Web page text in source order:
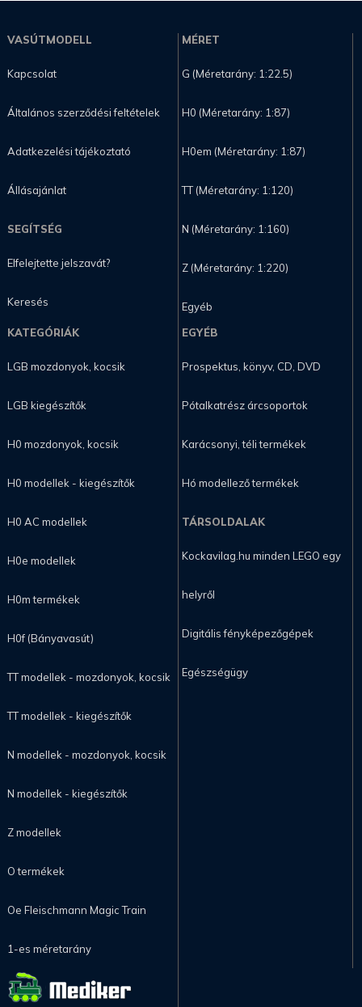
VASÚTMODELL
Kapcsolat
Általános szerződési feltételek
Adatkezelési tájékoztató
Állásajánlat
SEGÍTSÉG
Elfelejtette jelszavát?
Keresés
MÉRET
G (Méretarány: 1:22.5)
H0 (Méretarány: 1:87)
H0em (Méretarány: 1:87)
TT (Méretarány: 1:120)
N (Méretarány: 1:160)
Z (Méretarány: 1:220)
Egyéb
KATEGÓRIÁK
LGB mozdonyok, kocsik
LGB kiegészítők
H0 mozdonyok, kocsik
H0 modellek - kiegészítők
H0 AC modellek
H0e modellek
H0m termékek
H0f (Bányavasút)
TT modellek - mozdonyok, kocsik
TT modellek - kiegészítők
N modellek - mozdonyok, kocsik
N modellek - kiegészítők
Z modellek
O termékek
Oe Fleischmann Magic Train
1-es méretarány
EGYÉB
Prospektus, könyv, CD, DVD
Pótalkatrész árcsoportok
Karácsonyi, téli termékek
Hó modellező termékek
TÁRSOLDALAK
Kockavilag.hu minden LEGO egy
helyről
Digitális fényképezőgépek
Egészségügy